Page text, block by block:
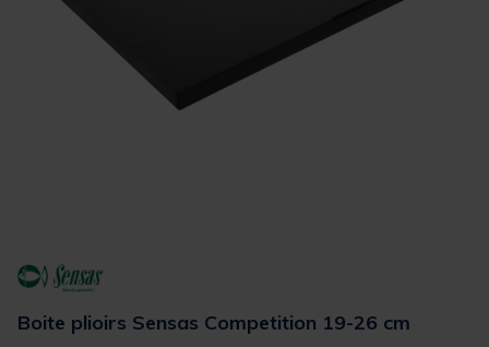
Boite plioirs Sensas Competition 19-26 cm